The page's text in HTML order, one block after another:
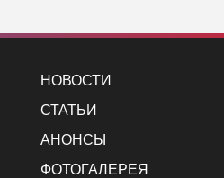
НОВОСТИ
СТАТЬИ
АНОНСЫ
ФОТОГАЛЕРЕЯ